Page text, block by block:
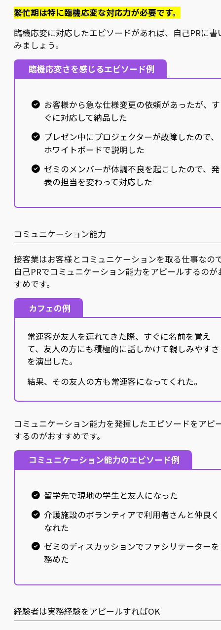
繁忙期は特に臨機応変な対応力が必要です。
臨機応変に対応したエピソードがあれば、自己PRに書
みましょう。
臨機応変さを感じるエピソード例
お客様から急な仕様変更の依頼があったが、す
ぐに対応して納品した
プレゼン中にプロジェクターが故障したので、
ホワイトボードで説明した
ゼミのメンバーが体調不良を起こしたので、発
表の担当を変わって対応した
コミュニケーション能力
接客業はお客様とコミュニケーションを取る仕事なの
自己PRでコミュニケーション能力をアピールするのが
すめです。
カフェの例
常連客が友人を連れてきた際、すぐに名前を覚え
て、友人の方にも積極的に話しかけて親しみやすさ
を演出した。
結果、その友人の方も常連客になってくれた。
コミュニケーション能力を発揮したエピソードをアピ
するのがおすすめです。
コミュニケーション能力のエピソード例
留学先で現地の学生と友人になった
介護施設のボランティアで利用者さんと仲良く
なれた
ゼミのディスカッションでファシリテーターを
務めた
経験者は実務経験をアピールすればOK